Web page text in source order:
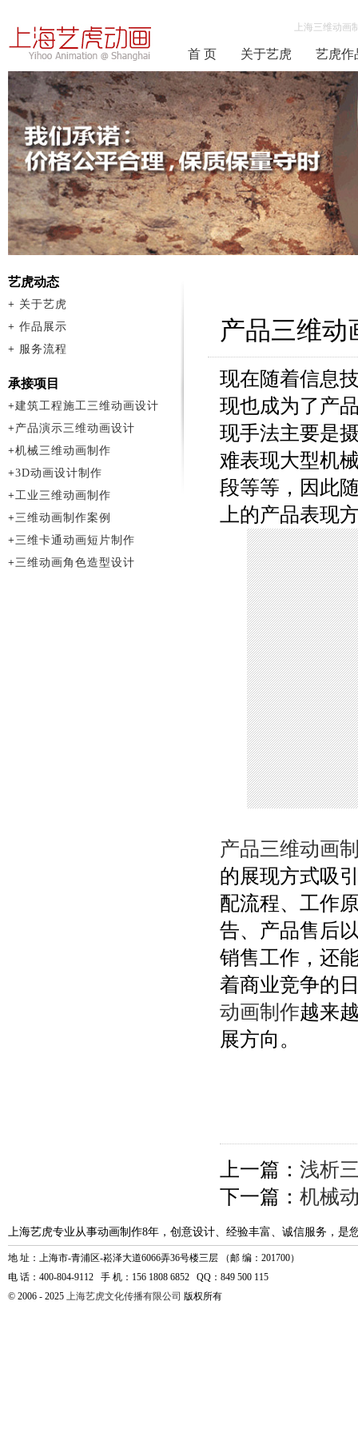
上海三维动
首 页 关于艺虎 艺虎作
产品三维动
现在随着信息
现也成为了产
现手法主要是
难表现大型机
段等等，因此
上的产品表现
产品三维动画
的展现方式吸
配流程、工作
告、产品售后
销售工作，还
着商业竞争的
动画制作越来
展方向。
上一篇： 浅析
下一篇： 机械
艺虎动态
+ 关于艺虎
+ 作品展示
+ 服务流程
承接项目
+建筑工程施工三维动画设计
+产品演示三维动画设计
+机械三维动画制作
+3D动画设计制作
+工业三维动画制作
+三维动画制作案例
+三维卡通动画短片制作
+三维动画角色造型设计
上海艺虎专业从事动画制作8年，创意设计、经验丰富、诚信服务，是
地 址：上海市-青浦区-崧泽大道6066弄36号楼三层 （邮 编：201700）
电 话：400-804-9112 手 机：156 1808 6852 QQ：849 500 115
© 2006 - 2025 上海艺虎文化传播有限公司 版权所有